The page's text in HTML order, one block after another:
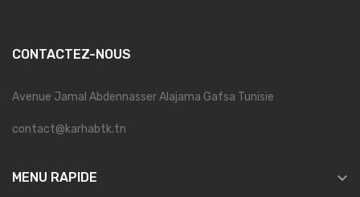
CONTACTEZ-NOUS
Avenue Jamal Abdennasser Alajama Gafsa Tunisie
contact@karhabtk.tn
MENU RAPIDE 